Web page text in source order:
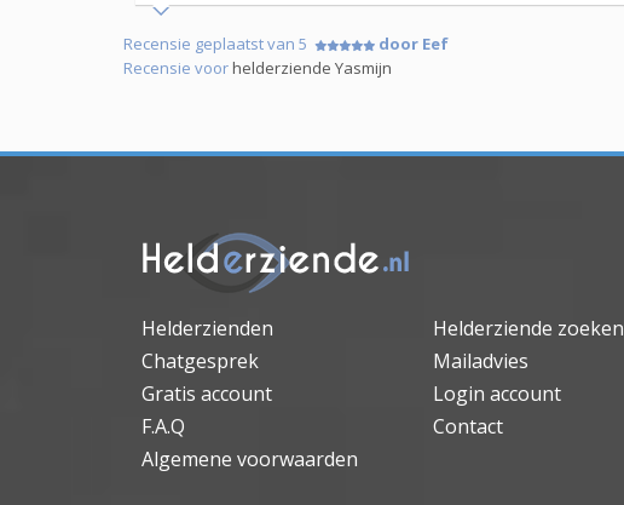
Recensie geplaatst van 5
door Eef
Recensie voorhelderziende Yasmijn
Helderzienden Helderziende zoeken
Chatgesprek
Mailadvies
Gratis account
Login account
F.A.Q
Contact
Algemene voorwaarden